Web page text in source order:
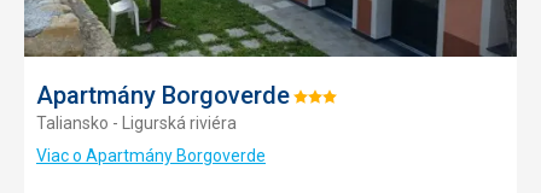
Apartmány BorgoverdeHodnotenie:
Taliansko - Ligurská riviéra
Viac o Apartmány Borgoverde